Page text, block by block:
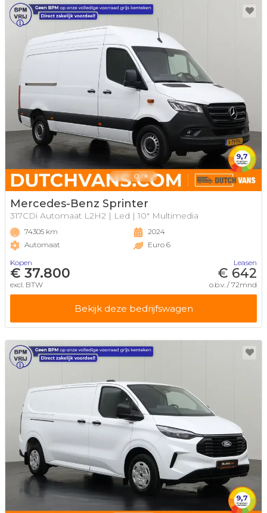
Mercedes-Benz Sprinter
317CDi Automaat L2H2 | Led | 10" Multimedia
74305 km
Automaat
2024
Euro 6
Kopen
€ 37.800
excl. BTW
Leasen
€ 642
o.b.v. / 72mnd
Bekijk deze bedrijfswagen